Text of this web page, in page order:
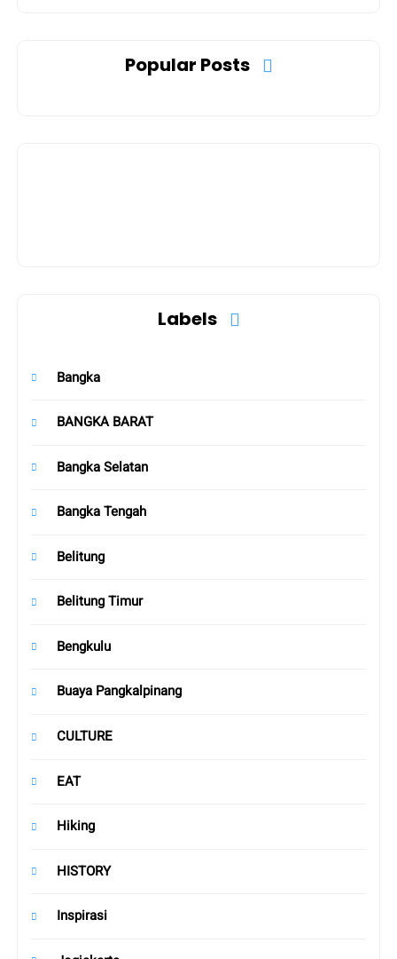
Popular Posts
Labels
Bangka
BANGKA BARAT
Bangka Selatan
Bangka Tengah
Belitung
Belitung Timur
Bengkulu
Buaya Pangkalpinang
CULTURE
EAT
Hiking
HISTORY
Inspirasi